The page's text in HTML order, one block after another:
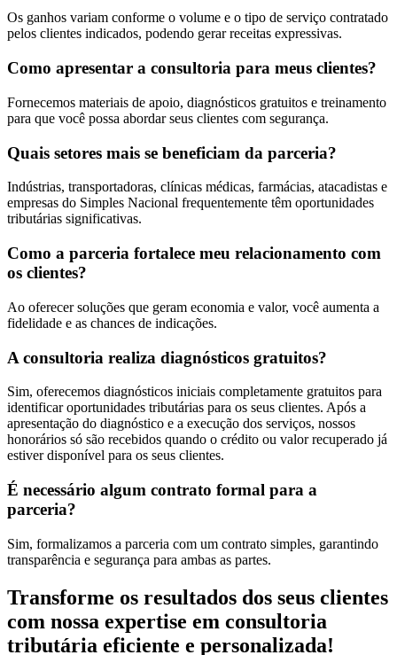
Os ganhos variam conforme o volume e o tipo de serviço contratado
pelos clientes indicados, podendo gerar receitas expressivas.
Como apresentar a consultoria para meus clientes?
Fornecemos materiais de apoio, diagnósticos gratuitos e treinamento
para que você possa abordar seus clientes com segurança.
Quais setores mais se beneficiam da parceria?
Indústrias, transportadoras, clínicas médicas, farmácias, atacadistas e
empresas do Simples Nacional frequentemente têm oportunidades
tributárias significativas.
Como a parceria fortalece meu relacionamento com
os clientes?
Ao oferecer soluções que geram economia e valor, você aumenta a
fidelidade e as chances de indicações.
A consultoria realiza diagnósticos gratuitos?
Sim, oferecemos diagnósticos iniciais completamente gratuitos para
identificar oportunidades tributárias para os seus clientes. Após a
apresentação do diagnóstico e a execução dos serviços, nossos
honorários só são recebidos quando o crédito ou valor recuperado já
estiver disponível para os seus clientes.
É necessário algum contrato formal para a
parceria?
Sim, formalizamos a parceria com um contrato simples, garantindo
transparência e segurança para ambas as partes.
Transforme os resultados dos seus clientes
com nossa expertise em consultoria
tributária eficiente e personalizada!